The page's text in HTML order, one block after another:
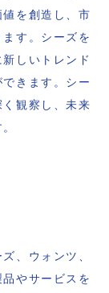
を創造し、市
す。シーズを
しいトレンド
きます。シー
観察し、未来
、ウォンツ、
やサービスを